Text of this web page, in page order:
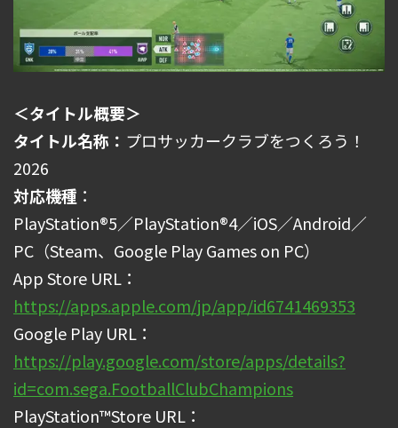
＜タイトル概要＞
タイトル名称： プロサッカークラブをつくろう！
2026
対応機種 ：
PlayStation®5／PlayStation®4／iOS／Android／
PC（Steam、Google Play Games on PC）
App Store URL：
https://apps.apple.com/jp/app/id6741469353
Google Play URL：
https://play.google.com/store/apps/details?
id=com.sega.FootballClubChampions
PlayStation™Store URL：